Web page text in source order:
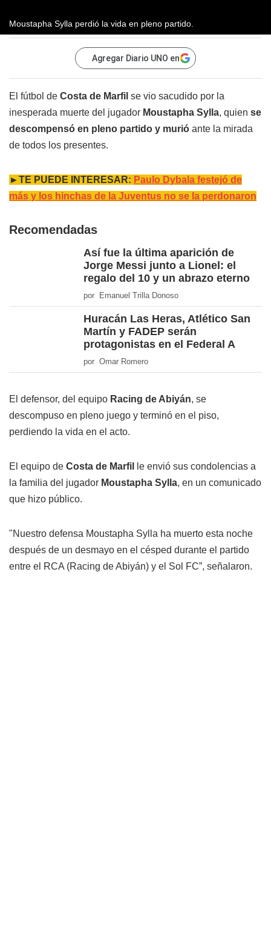
Moustapha Sylla perdió la vida en pleno partido.
Agregar Diario UNO en
El fútbol de Costa de Marfil se vio sacudido por la
inesperada muerte del jugador Moustapha Sylla, quien se
descompensó en pleno partido y murió ante la mirada
de todos los presentes.
►TE PUEDE INTERESAR: Paulo Dybala festejó de
más y los hinchas de la Juventus no se la perdonaron
Recomendadas
Así fue la última aparición de
Jorge Messi junto a Lionel: el
regalo del 10 y un abrazo eterno
por Emanuel Trilla Donoso
Huracán Las Heras, Atlético San
Martín y FADEP serán
protagonistas en el Federal A
por Omar Romero
El defensor, del equipo Racing de Abiyán, se
descompuso en pleno juego y terminó en el piso,
perdiendo la vida en el acto.
El equipo de Costa de Marfil
le envió sus condolencias a
la familia del jugador Moustapha Sylla, en un comunicado
que hizo público.
"Nuestro defensa Moustapha Sylla ha muerto esta noche
después de un desmayo en el césped durante el partido
entre el RCA (Racing de Abiyán) y el Sol FC”, señalaron.